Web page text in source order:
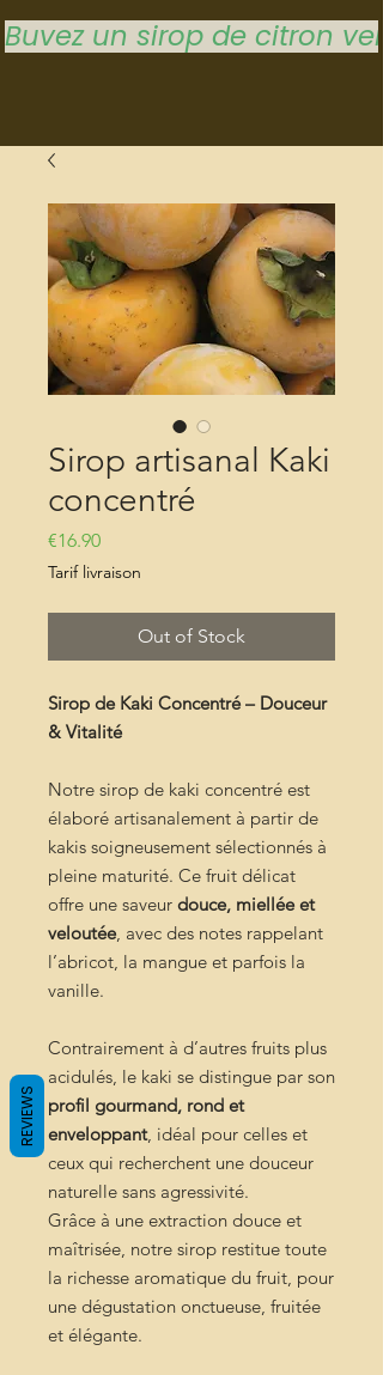
Buvez un sirop de citron
Sirop artisanal Kaki
concentré
€16.90Price
Tarif livraison
Out of Stock
Sirop de Kaki Concentré – Douceur
& Vitalité
Notre sirop de kaki concentré est
élaboré artisanalement à partir de
kakis soigneusement sélectionnés à
pleine maturité. Ce fruit délicat
offre une saveur douce, miellée et
veloutée, avec des notes rappelant
l’abricot, la mangue et parfois la
vanille.
Contrairement à d’autres fruits plus
acidulés, le kaki se distingue par son
profil gourmand, rond et
enveloppant, idéal pour celles et
ceux qui recherchent une douceur
naturelle sans agressivité.
Grâce à une extraction douce et
maîtrisée, notre sirop restitue toute
la richesse aromatique du fruit, pour
une dégustation onctueuse, fruitée
et élégante.
REVIEWS